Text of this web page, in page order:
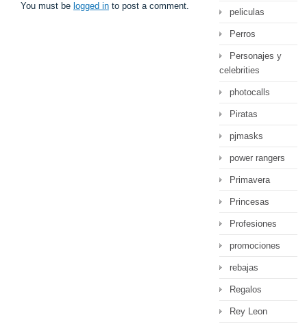
You must be logged in to post a comment.
peliculas
Perros
Personajes y
celebrities
photocalls
Piratas
pjmasks
power rangers
Primavera
Princesas
Profesiones
promociones
rebajas
Regalos
Rey Leon